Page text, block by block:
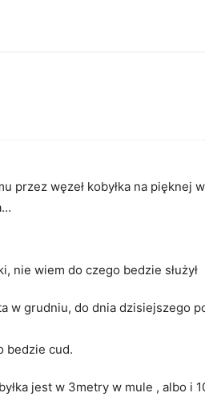
przez węzeł kobyłka na pięknej
nie wiem do czego bedzie służył
w grudniu, do dnia dzisiejszego
bedzie cud.
jest w 3metry w mule , albo i